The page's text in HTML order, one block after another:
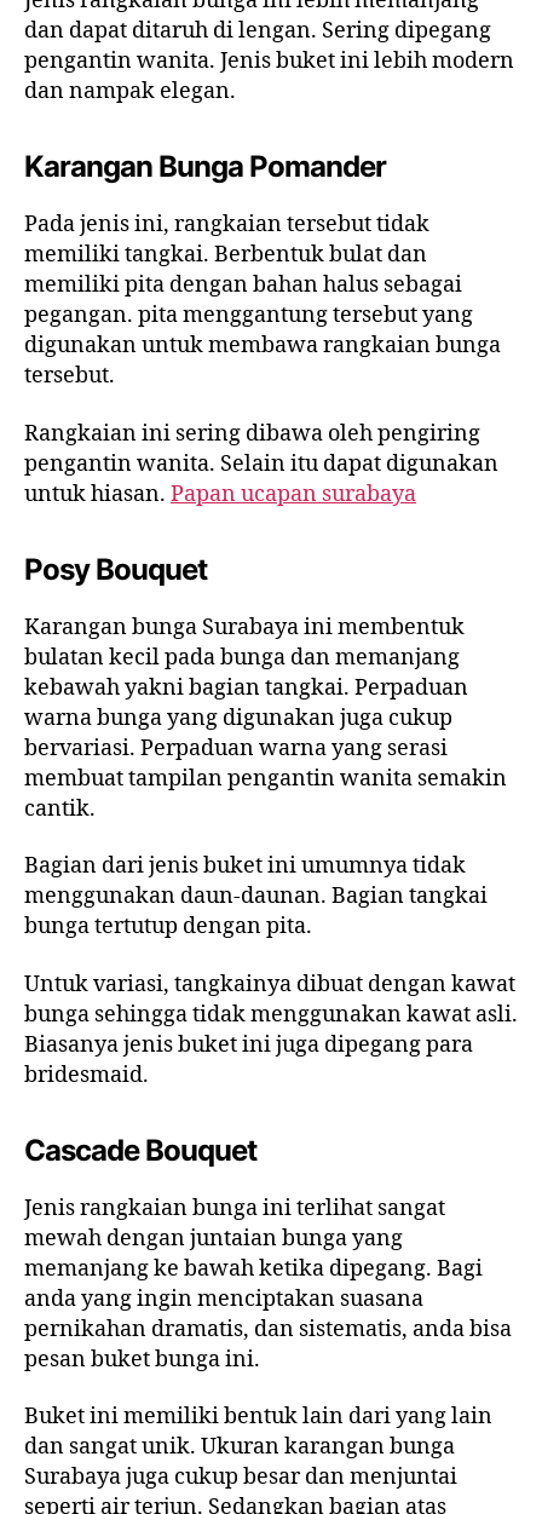
dan dapat ditaruh di lengan. Sering dipegang
pengantin wanita. Jenis buket ini lebih modern
dan nampak elegan.
Karangan Bunga Pomander
Pada jenis ini, rangkaian tersebut tidak
memiliki tangkai. Berbentuk bulat dan
memiliki pita dengan bahan halus sebagai
pegangan. pita menggantung tersebut yang
digunakan untuk membawa rangkaian bunga
tersebut.
Rangkaian ini sering dibawa oleh pengiring
pengantin wanita. Selain itu dapat digunakan
untuk hiasan. Papan ucapan surabaya
Posy Bouquet
Karangan bunga Surabaya ini membentuk
bulatan kecil pada bunga dan memanjang
kebawah yakni bagian tangkai. Perpaduan
warna bunga yang digunakan juga cukup
bervariasi. Perpaduan warna yang serasi
membuat tampilan pengantin wanita semakin
cantik.
Bagian dari jenis buket ini umumnya tidak
menggunakan daun-daunan. Bagian tangkai
bunga tertutup dengan pita.
Untuk variasi, tangkainya dibuat dengan kawat
bunga sehingga tidak menggunakan kawat asli.
Biasanya jenis buket ini juga dipegang para
bridesmaid.
Cascade Bouquet
Jenis rangkaian bunga ini terlihat sangat
mewah dengan juntaian bunga yang
memanjang ke bawah ketika dipegang. Bagi
anda yang ingin menciptakan suasana
pernikahan dramatis, dan sistematis, anda bisa
pesan buket bunga ini.
Buket ini memiliki bentuk lain dari yang lain
dan sangat unik. Ukuran karangan bunga
Surabaya juga cukup besar dan menjuntai
seperti air terjun. Sedangkan bagian atas